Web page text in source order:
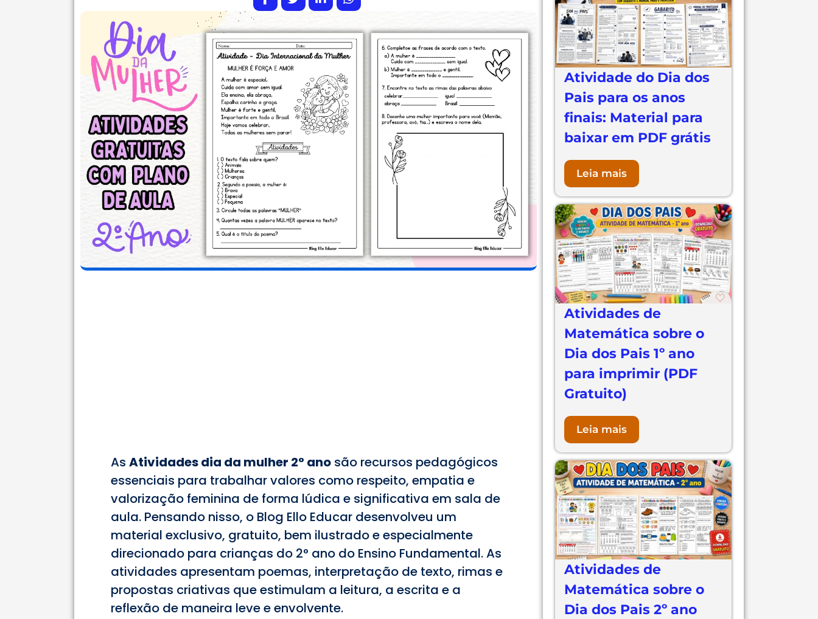
AsAtividades dia da mulher 2° ano são recursos pedagógicos
essenciais para trabalhar valores como respeito, empatia e
valorização feminina de forma lúdica e significativa em sala de
aula. Pensando nisso, o Blog Ello Educar desenvolveu um
material exclusivo, gratuito, bem ilustrado e especialmente
direcionado para crianças do 2° ano do Ensino Fundamental. As
atividades apresentam poemas, interpretação de texto, rimas e
propostas criativas que estimulam a leitura, a escrita e a
reflexão de maneira leve e envolvente.
Atividade do Dia dos
Pais para os anos
finais: Material para
baixar em PDF grátis
Leia mais
Atividades de
Matemática sobre o
Dia dos Pais 1º ano
para imprimir (PDF
Gratuito)
Leia mais
Atividades de
Matemática sobre o
Dia dos Pais 2º ano